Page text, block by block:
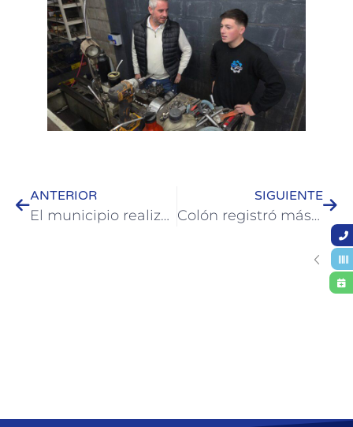
ANTERIOR
El municipio realiza un acompañamiento territorial en la sede de Barrio San Gabriel
SIGUIENTE
Colón registró más de 10.500 pernoctes y un movimiento económico de $1.160 millones durante el fin de semana largo